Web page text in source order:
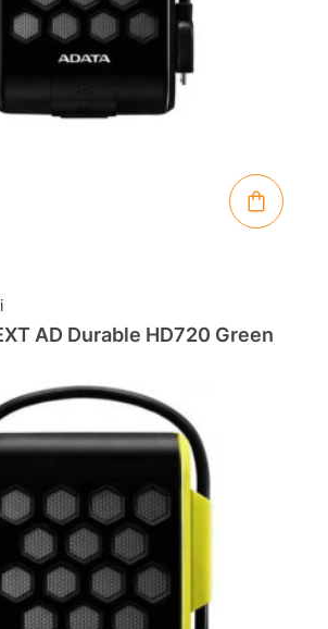
AD Durable HD720 Green